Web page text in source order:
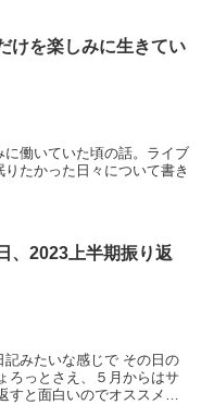
けを楽しみに生きてい
働いていた頃の話。ライブ
たかった日々について書き
、2023上半期振り返
みたいな感じで その日の
ろっとさえ、５月からはサ
すと面白いのでオススメ。